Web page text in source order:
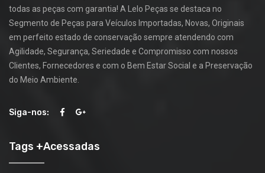
todas as peças com garantia! A Lelo Peças se destaca no
Segmento de Peças para Veículos Importadas, Novas, Originais
em perfeito estado de conservação sempre atendendo com
Agilidade, Segurança, Seriedade e Compromisso com nossos
Clientes, Fornecedores e com o Bem Estar Social e a Preservação
do Meio Ambiente.
Siga-nos:
Tags +Acessadas